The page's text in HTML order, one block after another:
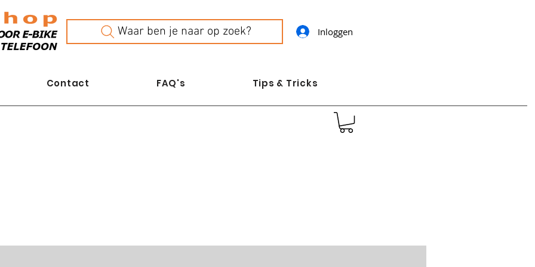
Waar ben je naar op zoek? Inloggen
Contact FAQ's Tips & Tricks